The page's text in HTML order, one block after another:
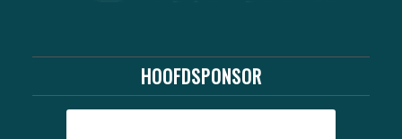
HOOFDSPONSOR